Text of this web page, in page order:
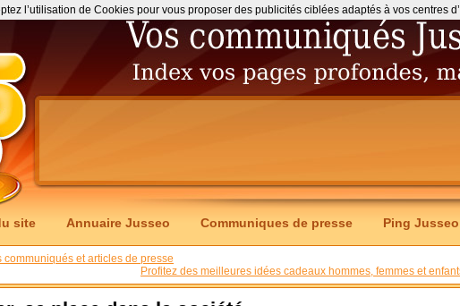
site Annuaire Jusseo Communiques de presse Ping Jusseo
et articles de presse
Profitez des meilleures idées cadeaux hommes, femmes et
l’utilisation de Cookies pour vous proposer des publicités ciblées adaptés à vos centres